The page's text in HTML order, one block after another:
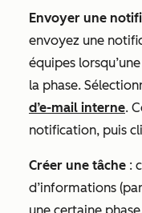
Envoyer une
envoyez une
équipes
la phase.
d’e-mail interne.
notification, puis
Créer une tâche :
d’informations